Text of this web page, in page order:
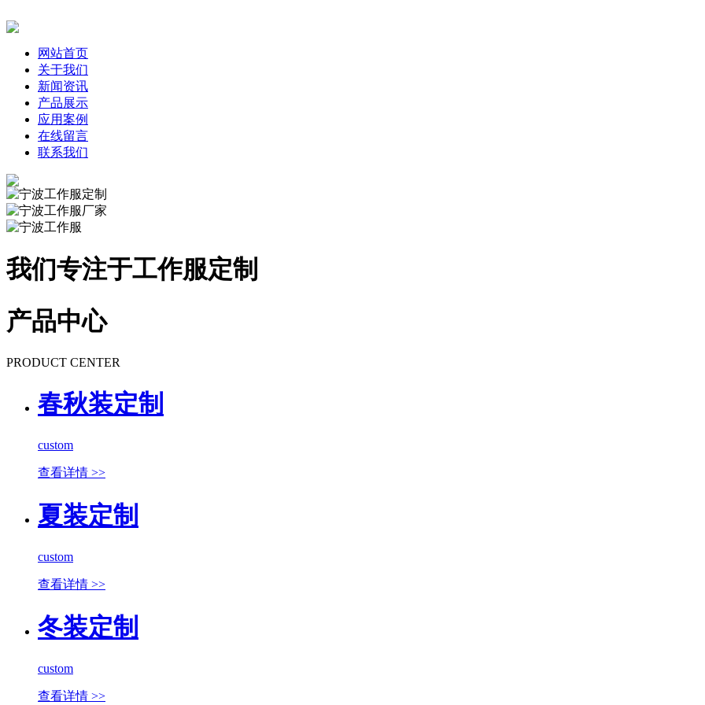
网站首页
关于我们
新闻资讯
产品展示
应用案例
在线留言
联系我们
我们专注于工作服定制
产品中心
PRODUCT CENTER
春秋装定制
custom
查看详情 >>
夏装定制
custom
查看详情 >>
冬装定制
custom
查看详情 >>